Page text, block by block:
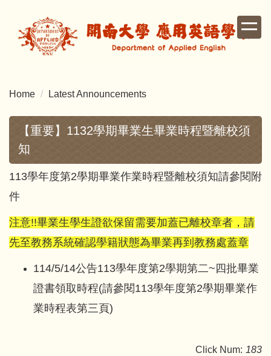
the
Home
Latest Announcements
【重要】1132學期畢業生畢業時程暨離校須
知
113學年度第2學期畢業作業時程暨離校須知請參閱附
件
注意!!畢業生學生證欲保留需要加蓋已離校章者，請
先至教務系統確認學籍狀態為畢業再到教務處蓋章
114/5/14公告113學年度第2學期第二~四批畢業
證書領取時程(請參閱113學年度第2學期畢業作
業時程表第三頁)
Click Num: 183